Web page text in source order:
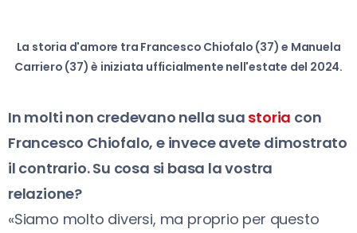
La storia d'amore tra Francesco Chiofalo (37) e Manuela
Carriero (37) è iniziata ufficialmente nell'estate del 2024.
In molti non credevano nella sua storia con
Francesco Chiofalo, e invece avete dimostrato
il contrario. Su cosa si basa la vostra
relazione?
«Siamo molto diversi, ma proprio per questo